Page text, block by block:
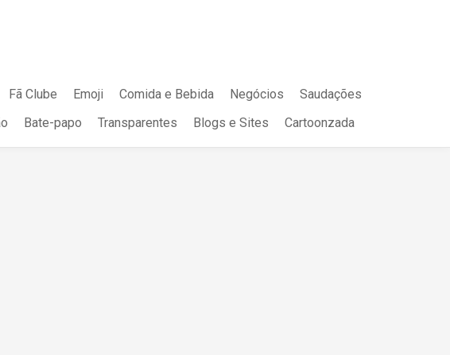
Fã Clube Emoji Comida e Bebida Negócios
Saudações
Bate-papo Transparentes Blogs e Sites Cartoonzada